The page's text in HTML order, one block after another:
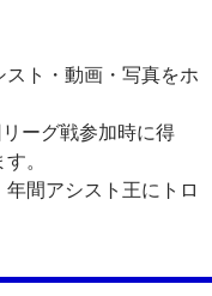
ト・動画・写真をホ
ーグ戦参加時に得
。
間アシスト王にトロ